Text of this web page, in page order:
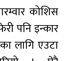
कोशिस
पनि इन्कार
लागि एउटा